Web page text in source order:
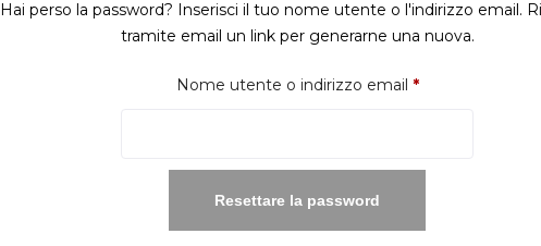
Hai perso la password? Inserisci il tuo nome utente o l'indirizzo email.
tramite email un link per generarne una nuova.
Nome utente o indirizzo email *Richiesto
Resettare la password